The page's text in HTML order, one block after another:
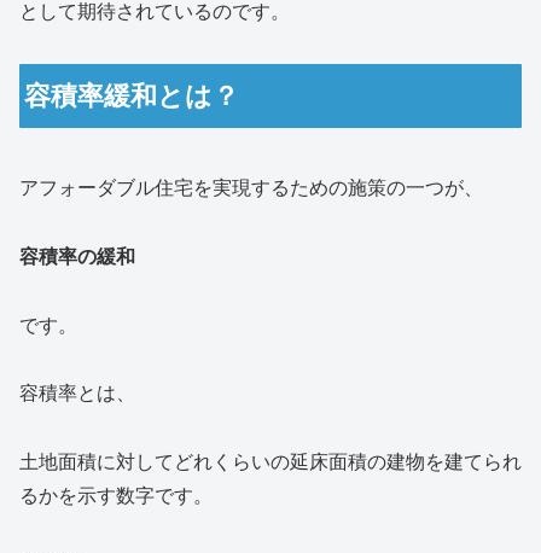
として期待されているのです。
容積率緩和とは？
アフォーダブル住宅を実現するための施策の一つが、
容積率の緩和
です。
容積率とは、
土地面積に対してどれくらいの延床面積の建物を建てられ
るかを示す数字です。